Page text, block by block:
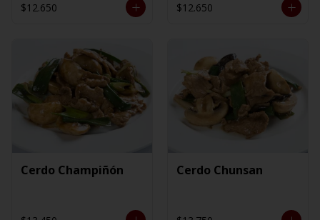
$12.650 $12.650
Cerdo Champiñón Cerdo Chunsan